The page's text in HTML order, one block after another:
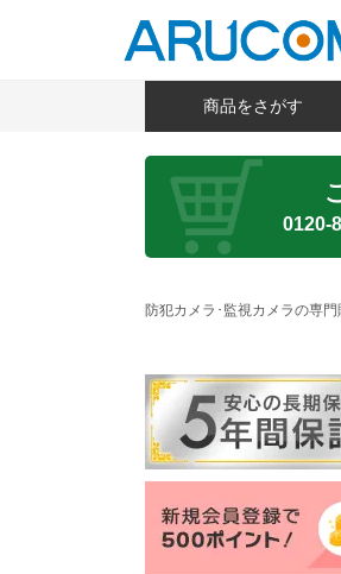
商品をさがす
0120-
防犯カメラ･監視カメラの専